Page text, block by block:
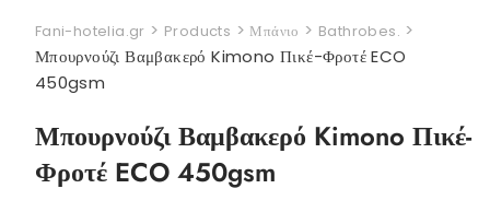
Fani-hotelia.gr > Products > Μπάνιο > Bathrobes. >
Μπουρνούζι Βαμβακερό Kimono Πικέ-Φροτέ ECO
450gsm
Μπουρνούζι Βαμβακερό Kimono Πικέ-
Φροτέ ECO 450gsm